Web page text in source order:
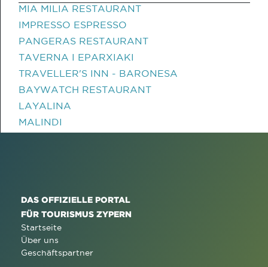
MIA MILIA RESTAURANT
IMPRESSO ESPRESSO
PANGERAS RESTAURANT
TAVERNA I EPARXIAKI
TRAVELLER'S INN - BARONESA
BAYWATCH RESTAURANT
LAYALINA
MALINDI
DAS OFFIZIELLE PORTAL
FÜR TOURISMUS ZYPERN
Startseite
Über uns
Geschäftspartner